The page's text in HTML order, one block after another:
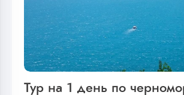
Тур на 1 день по